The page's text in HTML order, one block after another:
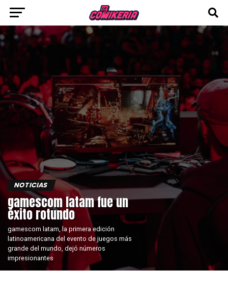
NOTICIAS
gamescom latam fue un
éxito rotundo
gamescom latam, la primera edición
latinoamericana del evento de juegos más
grande del mundo, dejó números
impresionantes